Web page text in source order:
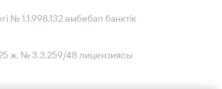
№ 1.1.998.132 әмбебап банктік
ж. № 3.3.259/48 лицензиясы